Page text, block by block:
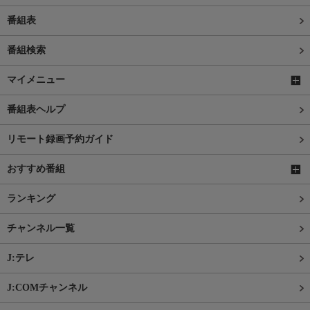
番組表
番組検索
マイメニュー
番組表ヘルプ
リモート録画予約ガイド
おすすめ番組
ランキング
チャンネル一覧
J:テレ
J:COMチャンネル